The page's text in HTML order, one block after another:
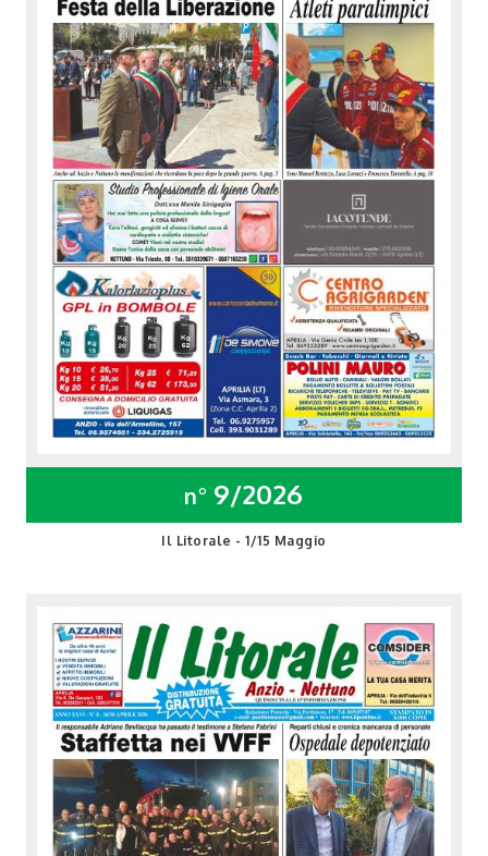
n° 9/2026
Il Litorale - 1/15 Maggio